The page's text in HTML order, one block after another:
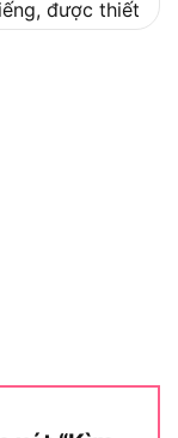
được thiết
mạ Niken
tính thẩm
tiếp theo.
Tolsen